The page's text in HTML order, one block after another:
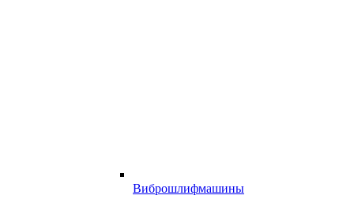
Виброшлифмашины